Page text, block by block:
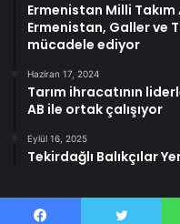
Ermenistan Milli
Ermenistan, Galler ve
mücadele ediyor
Haziran 17, 2024
Tarım ihracatının
AB ile ortak çalışıyor
Eylül 16, 2025
Tekirdağlı Balıkçılar